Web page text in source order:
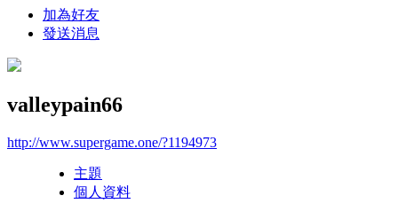
加為好友
發送消息
valleypain66
http://www.supergame.one/?1194973
主題
個人資料